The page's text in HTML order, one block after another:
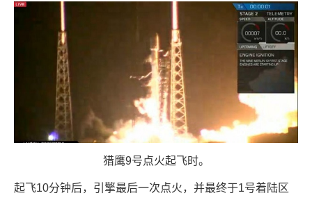
猎鹰9号点火起飞时。
起飞10分钟后，引擎最后一次点火，并最终于1号着陆区